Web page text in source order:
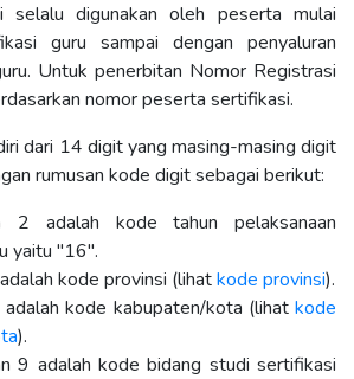
selalu digunakan oleh peserta mulai
guru sampai dengan penyaluran
Untuk penerbitan Nomor Registrasi
nomor peserta sertifikasi.
dari 14 digit yang masing-masing digit
rumusan kode digit sebagai berikut:
adalah kode tahun pelaksanaan
yaitu "16".
kode provinsi (lihatkode provinsi).
kode kabupaten/kota (lihat kode
).
9 adalah kode bidang studi sertifikasi